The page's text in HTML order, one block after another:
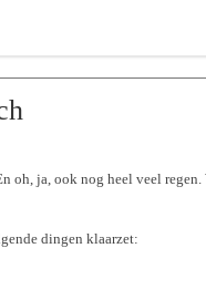
oh, ja, ook nog heel veel regen.
dingen klaarzet: